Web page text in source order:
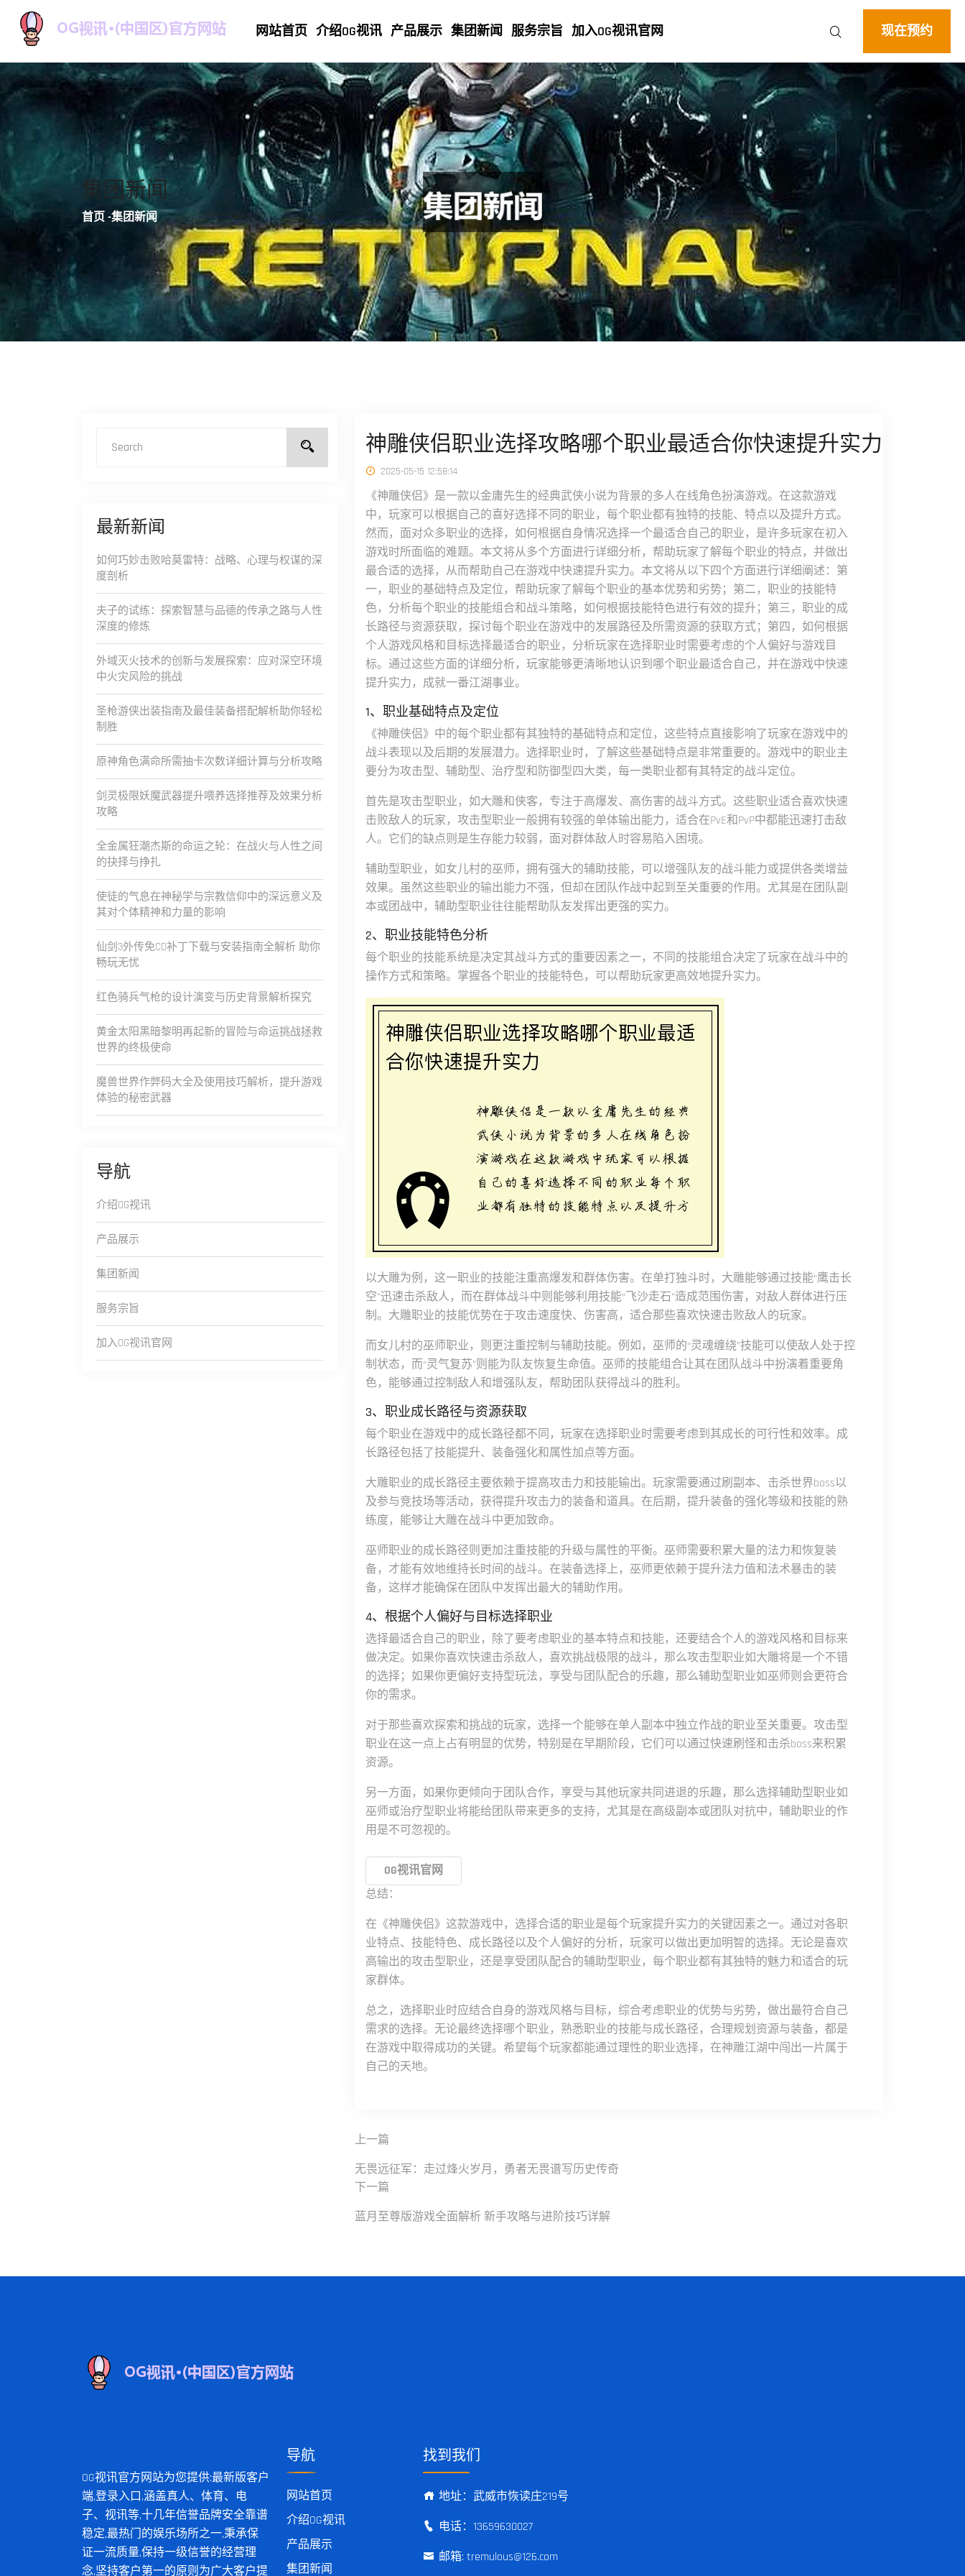
网站首页 介绍OG视讯 产品展示 集团新闻 服务宗旨 加入OG视讯官网 现在预约
集团新闻
首页-集团新闻
最新新闻
如何巧妙击败哈莫雷特：战略、心理与权谋的深
度剖析
夫子的试练：探索智慧与品德的传承之路与人性
深度的修炼
外域灭火技术的创新与发展探索：应对深空环境
中火灾风险的挑战
圣枪游侠出装指南及最佳装备搭配解析助你轻松
制胜
原神角色满命所需抽卡次数详细计算与分析攻略
剑灵极限妖魔武器提升喂养选择推荐及效果分析
攻略
全金属狂潮杰斯的命运之轮：在战火与人性之间
的抉择与挣扎
使徒的气息在神秘学与宗教信仰中的深远意义及
其对个体精神和力量的影响
仙剑3外传免CD补丁下载与安装指南全解析 助你
畅玩无忧
红色骑兵气枪的设计演变与历史背景解析探究
黄金太阳黑暗黎明再起新的冒险与命运挑战拯救
世界的终极使命
魔兽世界作弊码大全及使用技巧解析，提升游戏
体验的秘密武器
导航
介绍OG视讯
产品展示
集团新闻
服务宗旨
加入OG视讯官网
神雕侠侣职业选择攻略哪个职业最适合你快速提升实力
2025-05-15 12:58:14
《神雕侠侣》是一款以金庸先生的经典武侠小说为背景的多人在线角色扮演游戏。在这款游戏
中，玩家可以根据自己的喜好选择不同的职业，每个职业都有独特的技能、特点以及提升方式。
然而，面对众多职业的选择，如何根据自身情况选择一个最适合自己的职业，是许多玩家在初入
游戏时所面临的难题。本文将从多个方面进行详细分析，帮助玩家了解每个职业的特点，并做出
最合适的选择，从而帮助自己在游戏中快速提升实力。本文将从以下四个方面进行详细阐述：第
一，职业的基础特点及定位，帮助玩家了解每个职业的基本优势和劣势；第二，职业的技能特
色，分析每个职业的技能组合和战斗策略，如何根据技能特色进行有效的提升；第三，职业的成
长路径与资源获取，探讨每个职业在游戏中的发展路径及所需资源的获取方式；第四，如何根据
个人游戏风格和目标选择最适合的职业，分析玩家在选择职业时需要考虑的个人偏好与游戏目
标。通过这些方面的详细分析，玩家能够更清晰地认识到哪个职业最适合自己，并在游戏中快速
提升实力，成就一番江湖事业。
1、职业基础特点及定位
《神雕侠侣》中的每个职业都有其独特的基础特点和定位，这些特点直接影响了玩家在游戏中的
战斗表现以及后期的发展潜力。选择职业时，了解这些基础特点是非常重要的。游戏中的职业主
要分为攻击型、辅助型、治疗型和防御型四大类，每一类职业都有其特定的战斗定位。
首先是攻击型职业，如大雕和侠客，专注于高爆发、高伤害的战斗方式。这些职业适合喜欢快速
击败敌人的玩家，攻击型职业一般拥有较强的单体输出能力，适合在PvE和PvP中都能迅速打击敌
人。它们的缺点则是生存能力较弱，面对群体敌人时容易陷入困境。
辅助型职业，如女儿村的巫师，拥有强大的辅助技能，可以增强队友的战斗能力或提供各类增益
效果。虽然这些职业的输出能力不强，但却在团队作战中起到至关重要的作用。尤其是在团队副
本或团战中，辅助型职业往往能帮助队友发挥出更强的实力。
2、职业技能特色分析
每个职业的技能系统是决定其战斗方式的重要因素之一，不同的技能组合决定了玩家在战斗中的
操作方式和策略。掌握各个职业的技能特色，可以帮助玩家更高效地提升实力。
以大雕为例，这一职业的技能注重高爆发和群体伤害。在单打独斗时，大雕能够通过技能“鹰击长
空”迅速击杀敌人，而在群体战斗中则能够利用技能“飞沙走石”造成范围伤害，对敌人群体进行压
制。大雕职业的技能优势在于攻击速度快、伤害高，适合那些喜欢快速击败敌人的玩家。
而女儿村的巫师职业，则更注重控制与辅助技能。例如，巫师的“灵魂缠绕”技能可以使敌人处于控
制状态，而“灵气复苏”则能为队友恢复生命值。巫师的技能组合让其在团队战斗中扮演着重要角
色，能够通过控制敌人和增强队友，帮助团队获得战斗的胜利。
3、职业成长路径与资源获取
每个职业在游戏中的成长路径都不同，玩家在选择职业时需要考虑到其成长的可行性和效率。成
长路径包括了技能提升、装备强化和属性加点等方面。
大雕职业的成长路径主要依赖于提高攻击力和技能输出。玩家需要通过刷副本、击杀世界boss以
及参与竞技场等活动，获得提升攻击力的装备和道具。在后期，提升装备的强化等级和技能的熟
练度，能够让大雕在战斗中更加致命。
巫师职业的成长路径则更加注重技能的升级与属性的平衡。巫师需要积累大量的法力和恢复装
备，才能有效地维持长时间的战斗。在装备选择上，巫师更依赖于提升法力值和法术暴击的装
备，这样才能确保在团队中发挥出最大的辅助作用。
4、根据个人偏好与目标选择职业
选择最适合自己的职业，除了要考虑职业的基本特点和技能，还要结合个人的游戏风格和目标来
做决定。如果你喜欢快速击杀敌人，喜欢挑战极限的战斗，那么攻击型职业如大雕将是一个不错
的选择；如果你更偏好支持型玩法，享受与团队配合的乐趣，那么辅助型职业如巫师则会更符合
你的需求。
对于那些喜欢探索和挑战的玩家，选择一个能够在单人副本中独立作战的职业至关重要。攻击型
职业在这一点上占有明显的优势，特别是在早期阶段，它们可以通过快速刷怪和击杀boss来积累
资源。
另一方面，如果你更倾向于团队合作，享受与其他玩家共同进退的乐趣，那么选择辅助型职业如
巫师或治疗型职业将能给团队带来更多的支持，尤其是在高级副本或团队对抗中，辅助职业的作
用是不可忽视的。
OG视讯官网
总结：
在《神雕侠侣》这款游戏中，选择合适的职业是每个玩家提升实力的关键因素之一。通过对各职
业特点、技能特色、成长路径以及个人偏好的分析，玩家可以做出更加明智的选择。无论是喜欢
高输出的攻击型职业，还是享受团队配合的辅助型职业，每个职业都有其独特的魅力和适合的玩
家群体。
总之，选择职业时应结合自身的游戏风格与目标，综合考虑职业的优势与劣势，做出最符合自己
需求的选择。无论最终选择哪个职业，熟悉职业的技能与成长路径，合理规划资源与装备，都是
在游戏中取得成功的关键。希望每个玩家都能通过理性的职业选择，在神雕江湖中闯出一片属于
自己的天地。
上一篇
无畏远征军：走过烽火岁月，勇者无畏谱写历史传奇
下一篇
蓝月至尊版游戏全面解析 新手攻略与进阶技巧详解
OG视讯官方网站为您提供:最新版客户
端,登录入口,涵盖真人、体育、电
子、视讯等,十几年信誉品牌安全靠谱
稳定,最热门的娱乐场所之一,秉承保
证一流质量,保持一级信誉的经营理
念,坚持客户第一的原则为广大客户提
导航
网站首页
介绍OG视讯
产品展示
集团新闻
找到我们
地址：武威市恢读庄219号
电话：13659630027
邮箱: tremulous@126.com